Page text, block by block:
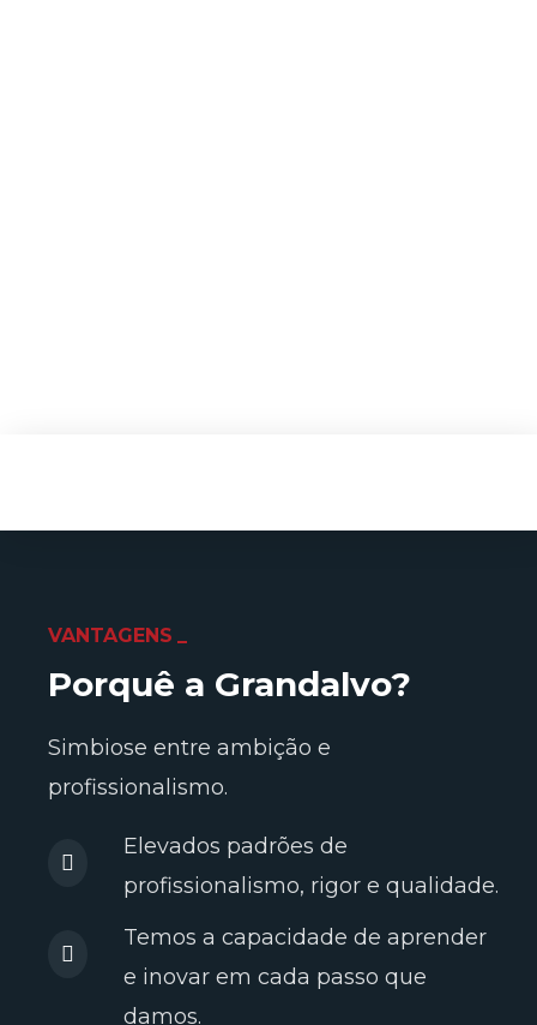
VANTAGENS
Porquê a Grandalvo?
Simbiose entre ambição e
profissionalismo.
Elevados padrões de
profissionalismo, rigor e qualidade.
Temos a capacidade de aprender
e inovar em cada passo que
damos.